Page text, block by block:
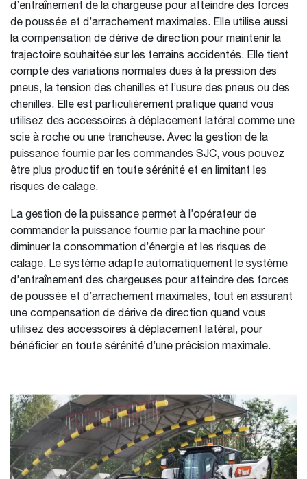
d’entraînement de la chargeuse pour atteindre des forces
de poussée et d’arrachement maximales. Elle utilise aussi
la compensation de dérive de direction pour maintenir la
trajectoire souhaitée sur les terrains accidentés. Elle tient
compte des variations normales dues à la pression des
pneus, la tension des chenilles et l’usure des pneus ou des
chenilles. Elle est particulièrement pratique quand vous
utilisez des accessoires à déplacement latéral comme une
scie à roche ou une trancheuse. Avec la gestion de la
puissance fournie par les commandes SJC, vous pouvez
être plus productif en toute sérénité et en limitant les
risques de calage.
La gestion de la puissance permet à l’opérateur de
commander la puissance fournie par la machine pour
diminuer la consommation d’énergie et les risques de
calage. Le système adapte automatiquement le système
d’entraînement des chargeuses pour atteindre des forces
de poussée et d’arrachement maximales, tout en assurant
une compensation de dérive de direction quand vous
utilisez des accessoires à déplacement latéral, pour
bénéficier en toute sérénité d’une précision maximale.